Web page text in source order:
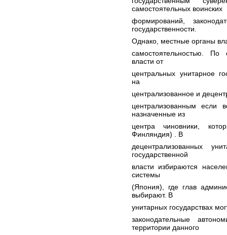
самостоятельных воинских
формирований,
государственности.
Однако, местные органы
самостоятельностью. По
власти от
центральных унитарное
на
централизованное и
централизованным если
назначенные из
центра чиновники,
Финляндия) . В
децентрализованных
государственной
власти избираются
системы
(Япония), где глав
выбирают. В
унитарных государствах
законодательные
территории данного